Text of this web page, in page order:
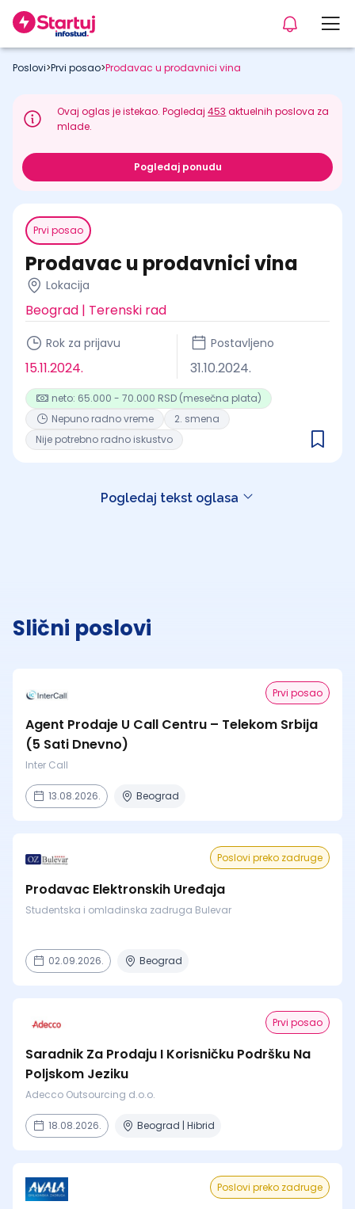
Poslovi>Prvi posao>Prodavac u prodavnici vina
Ovaj oglas je istekao. Pogledaj453 aktuelnih poslova za
mlade.
Pogledaj ponudu
Prvi posao
Prodavac u prodavnici vina
Lokacija
Beograd | Terenski rad
Rok za prijavu
15.11.2024.
Postavljeno
31.10.2024.
neto: 65.000 - 70.000 RSD (mesečna plata)
Nepuno radno vreme
2. smena
Nije potrebno radno iskustvo
Pogledaj tekst oglasa
Slični poslovi
Prvi posao
Agent Prodaje U Call Centru – Telekom Srbija
(5 Sati Dnevno)
Inter Call
13.08.2026. Beograd
Poslovi preko zadruge
Prodavac Elektronskih Uređaja
Studentska i omladinska zadruga Bulevar
02.09.2026. Beograd
Prvi posao
Saradnik Za Prodaju I Korisničku Podršku Na
Poljskom Jeziku
Adecco Outsourcing d.o.o.
18.08.2026. Beograd | Hibrid
Poslovi preko zadruge